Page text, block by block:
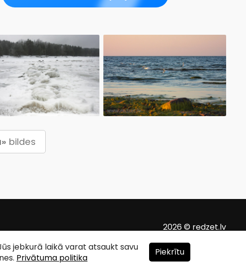
bildes
2026 © redzet.lv
jebkurā laikā varat atsaukt savu
Privātuma politika
Piekrītu